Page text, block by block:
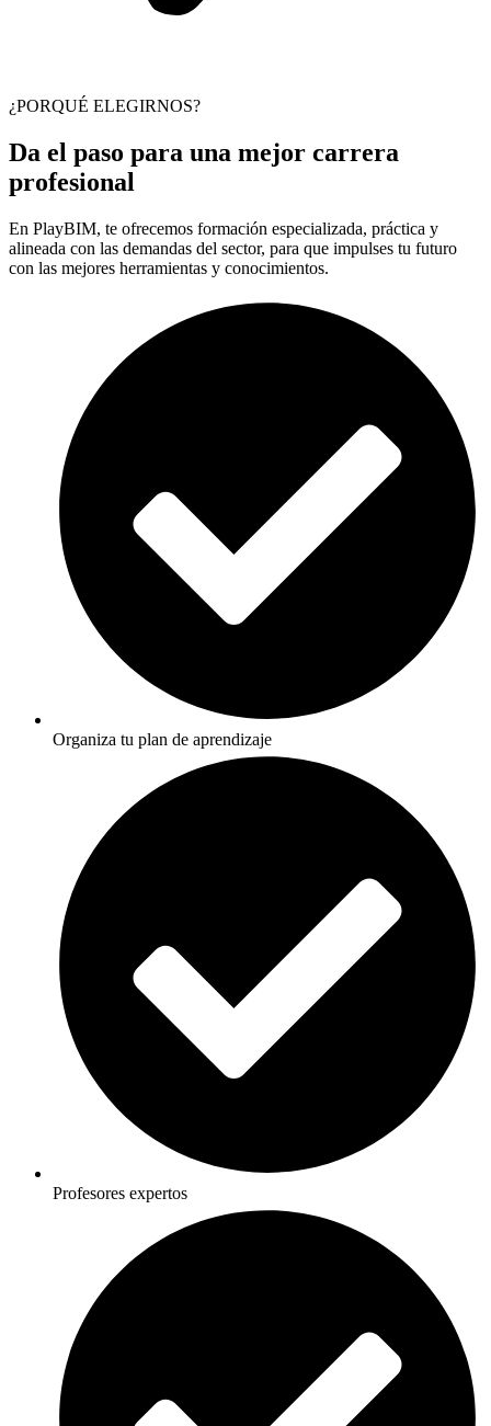
¿PORQUÉ ELEGIRNOS?
Da el paso para una mejor carrera
profesional
En PlayBIM, te ofrecemos formación especializada, práctica y
alineada con las demandas del sector, para que impulses tu futuro
con las mejores herramientas y conocimientos.
Organiza tu plan de aprendizaje
Profesores expertos